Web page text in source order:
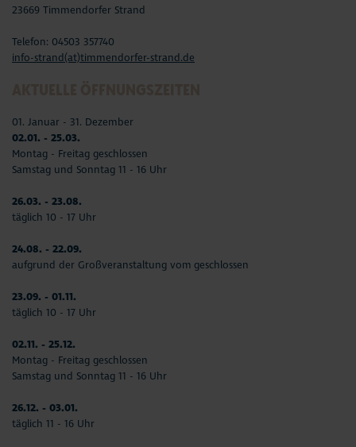
23669 Timmendorfer Strand
Telefon: 04503 357740
info-strand(at)timmendorfer-strand.de
01. Januar - 31. Dezember
02.01. - 25.03.
Montag - Freitag geschlossen
Samstag und Sonntag 11 - 16 Uhr
26.03. - 23.08.
täglich 10 - 17 Uhr
24.08. - 22.09.
aufgrund der Großveranstaltung vom geschlossen
23.09. - 01.11.
täglich 10 - 17 Uhr
02.11. - 25.12.
Montag - Freitag geschlossen
Samstag und Sonntag 11 - 16 Uhr
26.12. - 03.01.
täglich 11 - 16 Uhr